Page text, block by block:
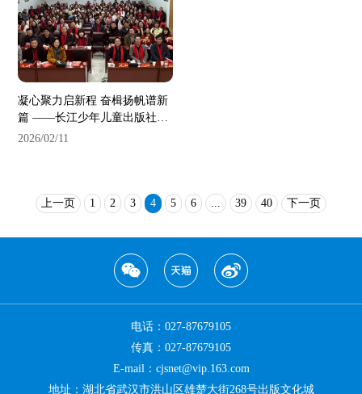
凝心聚力启新程 奋楫扬帆谱新
篇 ——长江少年儿童出版社
（集团）有限公司召开2025年
2026/02/11
上一页 1 2 3 4 5 6 ... 39 40 下一页
电话：027-87679105
传真：027-87679105
E-mail：cjsnet@vip.163.com
地址：湖北省武汉市洪山区雄楚大街268号出版文化城